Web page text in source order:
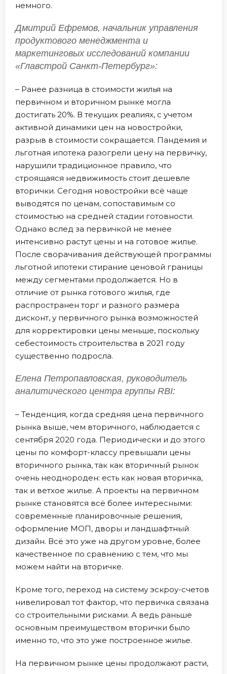
немного.
Дмитрий Ефремов, начальник управления
продуктового менеджмента и
маркетинговых исследований компании
«Главстрой Санкт-Петербург»:
– Ранее разница в стоимости жилья на
первичном и вторичном рынке могла
достигать 20%. В текущих реалиях, с учетом
активной динамики цен на новостройки,
разрыв в стоимости сокращается. Пандемия и
льготная ипотека разогрели цену на первичку,
нарушили традиционное правило, что
строящаяся недвижимость стоит дешевле
вторички. Сегодня новостройки всё чаще
выводятся по ценам, сопоставимым со
стоимостью на средней стадии готовности.
Однако вслед за первичкой не менее
интенсивно растут цены и на готовое жилье.
После сворачивания действующей программы
льготной ипотеки стирание ценовой границы
между сегментами продолжается. Но в
отличие от рынка готового жилья, где
распространен торг и разного размера
дисконт, у первичного рынка возможностей
для корректировки цены меньше, поскольку
себестоимость строительства в 2021 году
существенно подросла.
Елена Петропавловская, руководитель
аналитического центра группы RBI:
– Тенденция, когда средняя цена первичного
рынка выше, чем вторичного, наблюдается с
сентября 2020 года. Периодически и до этого
цены по комфорт-классу превышали цены
вторичного рынка, так как вторичный рынок
очень неоднороден: есть как новая вторичка,
так и ветхое жилье. А проекты на первичном
рынке становятся всё более интересными:
современные планировочные решения,
оформление МОП, дворы и ландшафтный
дизайн. Всё это уже на другом уровне, более
качественное по сравнению с тем, что мы
можем найти на вторичке.
Кроме того, переход на систему эскроу-счетов
нивелировал тот фактор, что первичка связана
со строительными рисками. А ведь раньше
основным преимуществом вторички было
именно то, что это уже построенное жилье.
На первичном рынке цены продолжают расти,